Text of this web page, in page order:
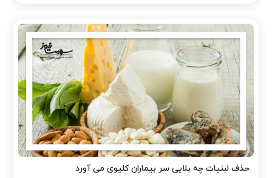
حذف لبنیات چه بلایی سر بیماران کلیوی می آورد